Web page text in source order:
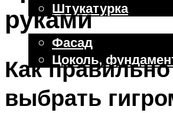
Штукатурка
Внешняя отделка
Фасад
Цоколь,
Меню
руками
Как правильно
выбрать